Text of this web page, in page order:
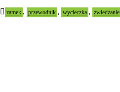
zamek , przewodnik , wycieczka , zwiedzanie